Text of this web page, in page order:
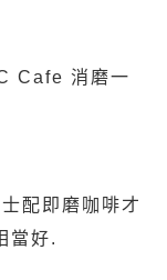
Cafe 消磨一
配即磨咖啡才
當好.